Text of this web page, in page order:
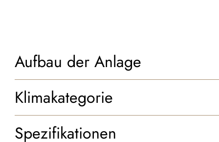
Aufbau der Anlage
Klimakategorie
Spezifikationen